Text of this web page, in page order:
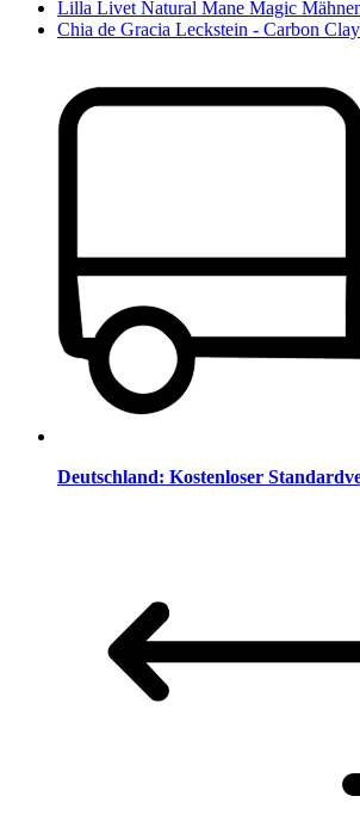
Lilla Livet Natural Mane Magic
Chia de Gracia Leckstein - Carbon
Deutschland: Kostenloser